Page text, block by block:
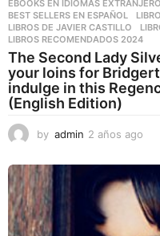
EBOOKS EN IDIOMAS
BEST SELLERS EN ESPAÑOL
,
LIBROS DE JAVIER CASTILLO
,
LIBROS RECOMENDADOS 2024
The Second Lady
your loins for
indulge in this
(English Edition)
by admin 2 años ago
ñ
o
s
a
g